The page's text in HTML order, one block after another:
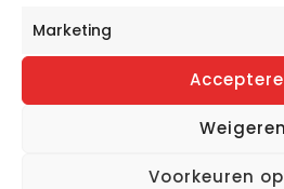
Marketing
Weigeren
Voorkeuren
Ons kantoor bevindt
Gelredome, aan de
aankomst.